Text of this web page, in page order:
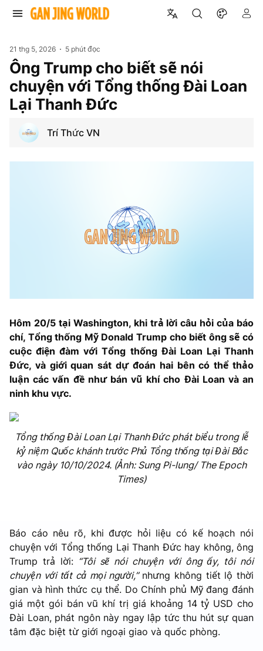
21 thg 5, 2026 5 phút đọc
Ông Trump cho biết sẽ nói
chuyện với Tổng thống Đài Loan
Lại Thanh Đức
Trí Thức VN
Hôm 20/5 tại Washington, khi trả lời câu hỏi của báo
chí, Tổng thống Mỹ Donald Trump cho biết ông sẽ có
cuộc điện đàm với Tổng thống Đài Loan Lại Thanh
Đức, và giới quan sát dự đoán hai bên có thể thảo
luận các vấn đề như bán vũ khí cho Đài Loan và an
ninh khu vực.
Tổng thống Đài Loan Lại Thanh Đức phát biểu trong lễ
kỷ niệm Quốc khánh trước Phủ Tổng thống tại Đài Bắc
vào ngày 10/10/2024. (Ảnh: Sung Pi-lung/ The Epoch
Times)
Báo cáo nêu rõ, khi được hỏi liệu có kế hoạch nói
chuyện với Tổng thống Lại Thanh Đức hay không, ông
Trump trả lời: “Tôi sẽ nói chuyện với ông ấy, tôi nói
chuyện với tất cả mọi người,” nhưng không tiết lộ thời
gian và hình thức cụ thể. Do Chính phủ Mỹ đang đánh
giá một gói bán vũ khí trị giá khoảng 14 tỷ USD cho
Đài Loan, phát ngôn này ngay lập tức thu hút sự quan
tâm đặc biệt từ giới ngoại giao và quốc phòng.